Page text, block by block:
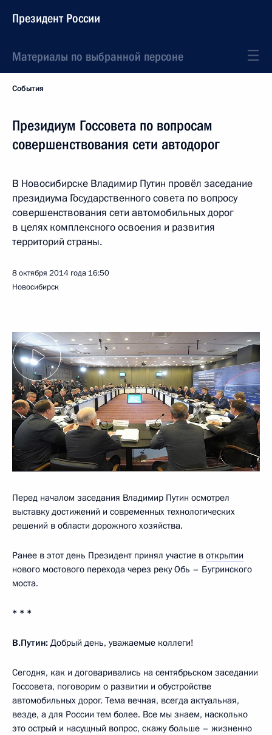
Президент России
Материалы по выбранной персоне
События
Президиум Госсовета по вопросам
совершенствования сети автодорог
В Новосибирске Владимир Путин провёл заседание
президиума Государственного совета по вопросу
совершенствования сети автомобильных дорог
в целях комплексного освоения и развития
территорий страны.
8 октября 2014 года 16:50
Новосибирск
Перед началом заседания Владимир Путин осмотрел
выставку достижений и современных технологических
решений в области дорожного хозяйства.
Ранее в этот день Президент принял участие в открытии
нового мостового перехода через реку Обь – Бугринского
моста.
* * *
В.Путин: Добрый день, уважаемые коллеги!
Сегодня, как и договаривались на сентябрьском заседании
Госсовета, поговорим о развитии и обустройстве
автомобильных дорог. Тема вечная, всегда актуальная,
везде, а для России тем более. Все мы знаем, насколько
это острый и насущный вопрос, скажу больше – жизненно